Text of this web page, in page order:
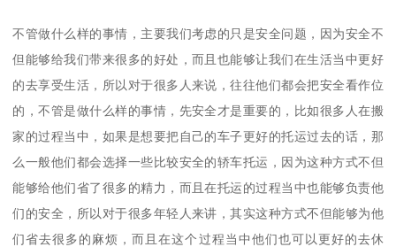
不管做什么样的事情，主要我们考虑的只是安全问题，因为安全不
但能够给我们带来很多的好处，而且也能够让我们在生活当中更好
的去享受生活，所以对于很多人来说，往往他们都会把安全看作位
的，不管是做什么样的事情，先安全才是重要的，比如很多人在搬
家的过程当中，如果是想要把自己的车子更好的托运过去的话，那
么一般他们都会选择一些比较安全的轿车托运，因为这种方式不但
能够给他们省了很多的精力，而且在托运的过程当中也能够负责他
们的安全，所以对于很多年轻人来讲，其实这种方式不但能够为他
们省去很多的麻烦，而且在这个过程当中他们也可以更好的去休